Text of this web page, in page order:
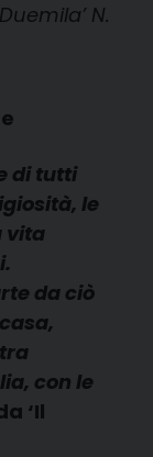
N.
di tutti
le
vita
da ciò
con le
‘Il